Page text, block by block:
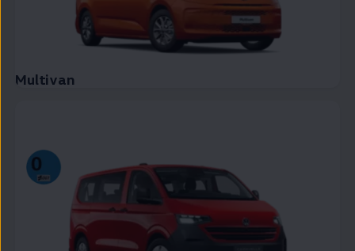
Multivan